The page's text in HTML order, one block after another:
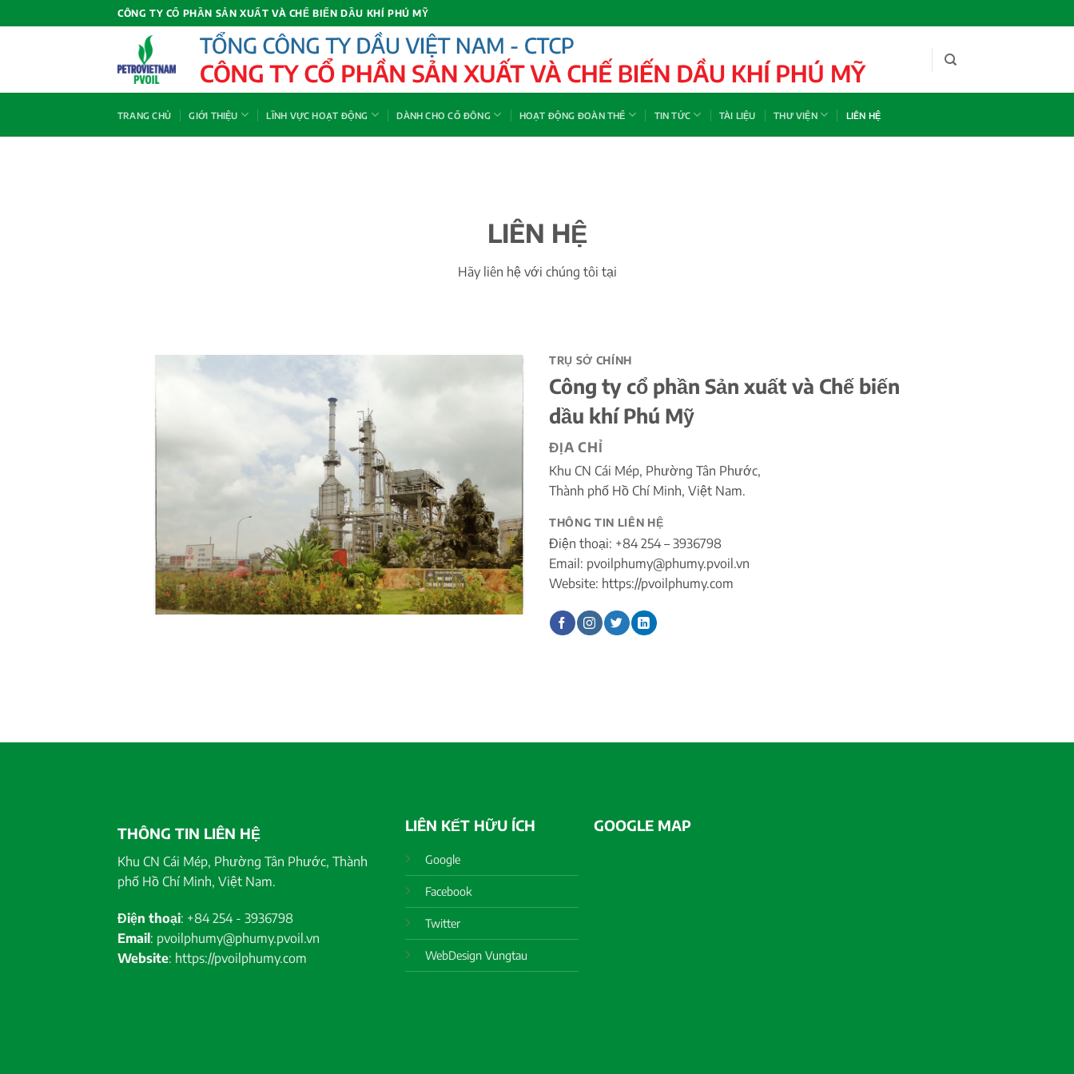
qua
CÔNG TY CỔ PHẦN SẢN XUẤT VÀ CHẾ BIẾN DẦU KHÍ PHÚ MỸ
TRANG CHỦ GIỚI THIỆU LĨNH VỰC HOẠT ĐỘNG DÀNH CHO CỔ ĐÔNG HOẠT ĐỘNG ĐOÀN THỂ TIN TỨC TÀI LIỆU THƯ VIỆN LIÊN HỆ
LIÊN HỆ
Hãy liên hệ với chúng tôi tại
TRỤ SỞ CHÍNH
Công ty cổ phần Sản xuất và Chế biến
dầu khí Phú Mỹ
ĐỊA CHỈ
Khu CN Cái Mép, Phường Tân Phước,
Thành phố Hồ Chí Minh, Việt Nam.
THÔNG TIN LIÊN HỆ
Điện thoại: +84 254 – 3936798
Email: pvoilphumy@phumy.pvoil.vn
Website: https://pvoilphumy.com
THÔNG TIN LIÊN HỆ
Khu CN Cái Mép, Phường Tân Phước, Thành
phố Hồ Chí Minh, Việt Nam.
Điện thoại: +84 254 - 3936798
Email : pvoilphumy@phumy.pvoil.vn
Website: https://pvoilphumy.com
LIÊN KẾT HỮU ÍCH
Google
Facebook
Twitter
WebDesign Vungtau
GOOGLE MAP